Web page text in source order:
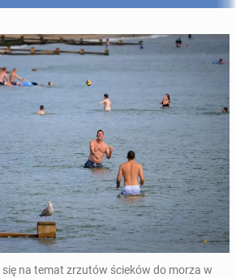
się na temat zrzutów ścieków do morza w